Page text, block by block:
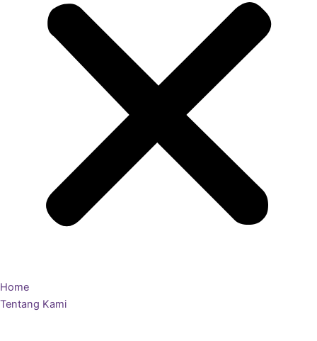
Home
Tentang Kami